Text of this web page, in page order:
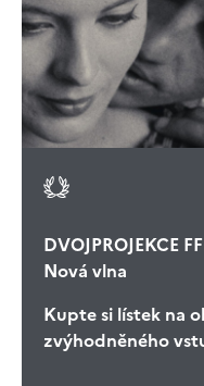
DVOJPROJEKCE
Nová vlna
Kupte si lístek na
zvýhodněného